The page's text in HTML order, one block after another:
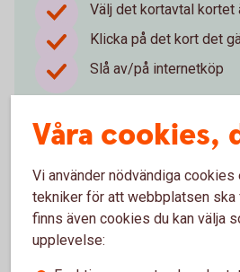
Välj det kortavtal kortet
Klicka på det kort det
Slå av/på internetköp
på nätet behöver kortet först
Logga in och beställ nytt kort
Våra cookies,
Vi använder nödvändiga cookies
tekniker för att webbplatsen ska
finns även cookies du kan välja
upplevelse: